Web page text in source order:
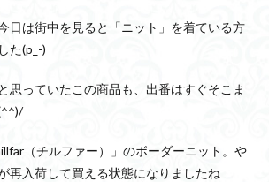
日は街中を見ると「ニット」を着ている方
た(p_-)
思っていたこの商品も、出番はすぐそこま
（チルファー）」のボーダーニット。や
再入荷して買える状態になりましたね